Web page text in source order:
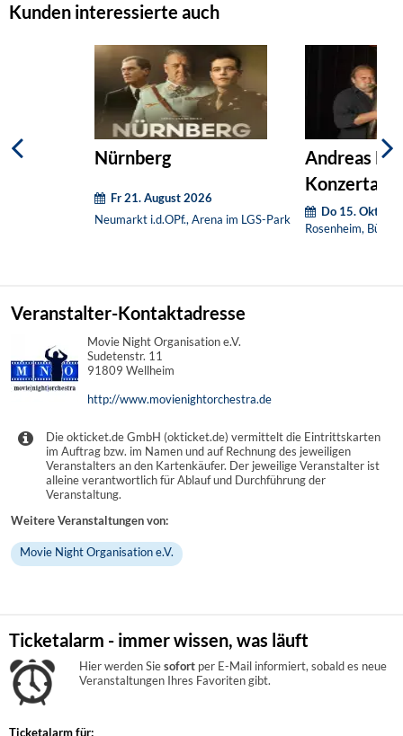
Kunden interessierte auch
Nürnberg
Fr 21. August 2026
Neumarkt i.d.OPf., Arena im LGS-Park
Andreas
Do 15.
Rosenheim,
Veranstalter-Kontaktadresse
Movie Night Organisation e.V.
Sudetenstr. 11
91809 Wellheim
http://www.movienightorchestra.de
Die okticket.de GmbH (okticket.de) vermittelt die Eintrittskarten
im Auftrag bzw. im Namen und auf Rechnung des jeweiligen
Veranstalters an den Kartenkäufer. Der jeweilige Veranstalter ist
alleine verantwortlich für Ablauf und Durchführung der
Veranstaltung.
Weitere Veranstaltungen von:
Movie Night Organisation e.V.
Ticketalarm - immer wissen, was läuft
Hier werden Siesofort per E-Mail informiert, sobald es neue
Veranstaltungen Ihres Favoriten gibt.
Ticketalarm für: